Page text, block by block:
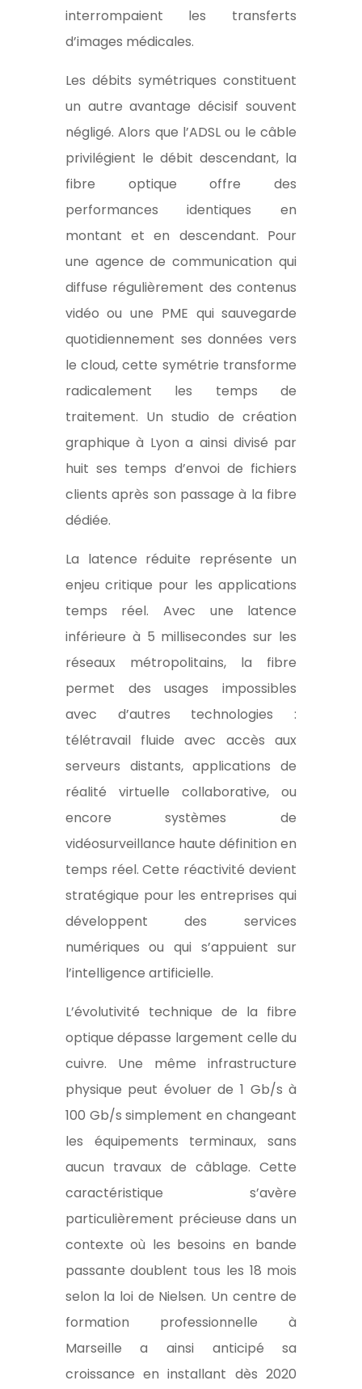
interrompaient les transferts
d’images médicales.
Les débits symétriques constituent
un autre avantage décisif souvent
négligé. Alors que l’ADSL ou le câble
privilégient le débit descendant, la
fibre optique offre des
performances identiques en
montant et en descendant. Pour
une agence de communication qui
diffuse régulièrement des contenus
vidéo ou une PME qui sauvegarde
quotidiennement ses données vers
le cloud, cette symétrie transforme
radicalement les temps de
traitement. Un studio de création
graphique à Lyon a ainsi divisé par
huit ses temps d’envoi de fichiers
clients après son passage à la fibre
dédiée.
La latence réduite représente un
enjeu critique pour les applications
temps réel. Avec une latence
inférieure à 5 millisecondes sur les
réseaux métropolitains, la fibre
permet des usages impossibles
avec d’autres technologies :
télétravail fluide avec accès aux
serveurs distants, applications de
réalité virtuelle collaborative, ou
encore systèmes de
vidéosurveillance haute définition en
temps réel. Cette réactivité devient
stratégique pour les entreprises qui
développent des services
numériques ou qui s’appuient sur
l’intelligence artificielle.
L’évolutivité technique de la fibre
optique dépasse largement celle du
cuivre. Une même infrastructure
physique peut évoluer de 1 Gb/s à
100 Gb/s simplement en changeant
les équipements terminaux, sans
aucun travaux de câblage. Cette
caractéristique s’avère
particulièrement précieuse dans un
contexte où les besoins en bande
passante doublent tous les 18 mois
selon la loi de Nielsen. Un centre de
formation professionnelle à
Marseille a ainsi anticipé sa
croissance en installant dès 2020